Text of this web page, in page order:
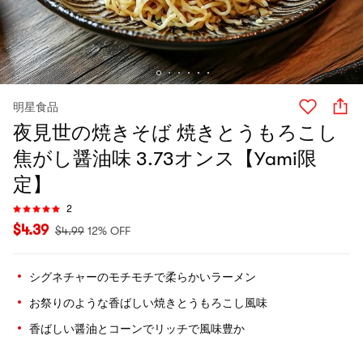
明星食品
夜見世の焼きそば 焼きとうもろこし
焦がし醤油味 3.73オンス【Yami限
定】
2
$4.39 $4.99 12% OFF
シグネチャーのモチモチで柔らかいラーメン
お祭りのような香ばしい焼きとうもろこし風味
香ばしい醤油とコーンでリッチで風味豊か